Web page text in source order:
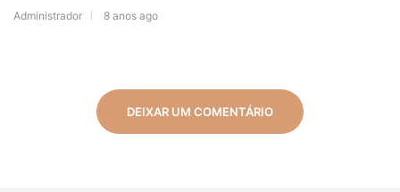
Administrador 8 anos ago
DEIXAR UM COMENTÁRIO